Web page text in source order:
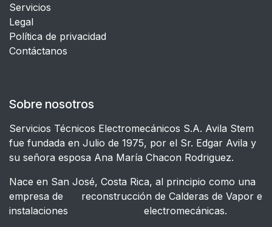
Servicios
Legal
​Política de privacidad
Contáctanos
Sobre nosotros
Servicios Técnicos Electromecánicos S.A. Avila Stem
fue fundada en Julio de 1975, por el Sr. Edgar Avila y
su señora esposa Ana María Chacon Rodriguez.
Nace en San José, Costa Rica, al principio como una
empresa de reconstrucción de Calderas de Vapor e
instalaciones electromecánicas.